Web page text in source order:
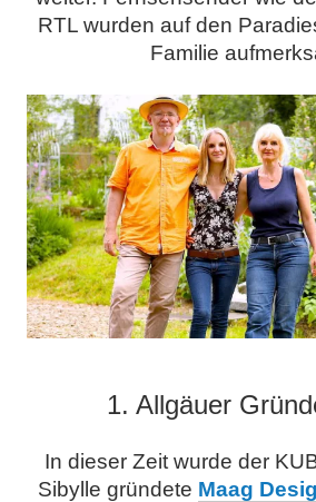
RTL wurden auf den
Familie
1. Allgäuer
In dieser Zeit wurde der
Sibylle gründete Maag